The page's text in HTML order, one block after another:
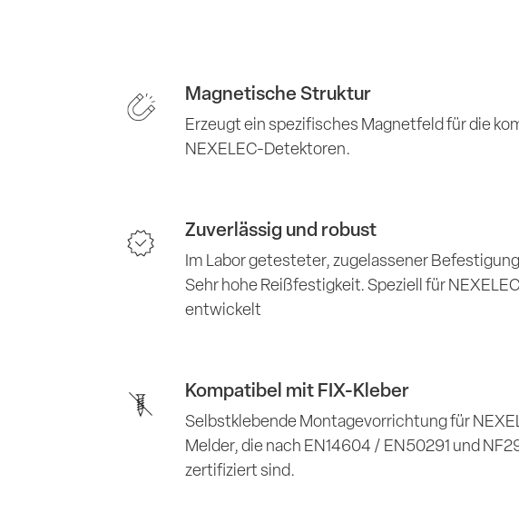
Magnetische Struktur
Erzeugt ein spezifisches Magnetfeld für die
NEXELEC-Detektoren.
Zuverlässig und robust
Im Labor getesteter, zugelassener
Sehr hohe Reißfestigkeit. Speziell für
entwickelt
Kompatibel mit FIX-Kleber
Selbstklebende Montagevorrichtung für
Melder, die nach EN14604 / EN50291 und
zertifiziert sind.